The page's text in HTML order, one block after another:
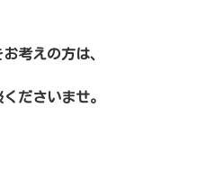
考えの方は、
ださいませ。